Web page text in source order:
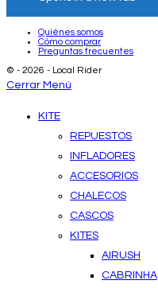
Quiénes somos
Cómo comprar
Preguntas frecuentes
© - 2026 - Local Rider
Cerrar Menú
KITE
REPUESTOS
INFLADORES
ACCESORIOS
CHALECOS
CASCOS
KITES
AIRUSH
CABRINHA